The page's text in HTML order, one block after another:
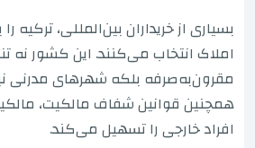
بسیاری از خریداران بین‌المللی، ترکیه
املاک انتخاب می‌کنند. این کشور نه
مقرون‌به‌صرفه بلکه شهرهای مدرنی
همچنین قوانین شفاف مالکیت،
افراد خارجی را تسهیل می‌کند.